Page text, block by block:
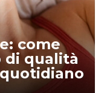
come
di qualità